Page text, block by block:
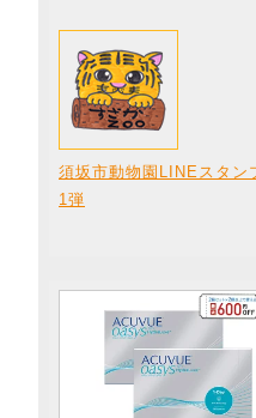
須坂市動物園LINEスタン
1弾